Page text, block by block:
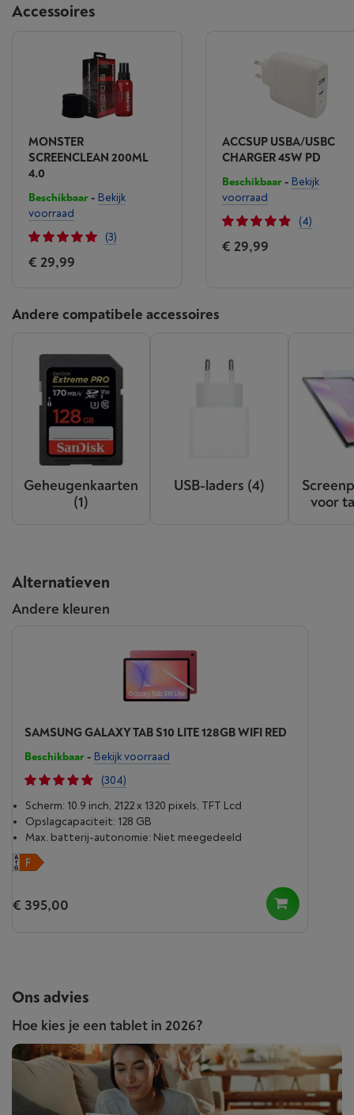
Accessoires
MONSTER
SCREENCLEAN 200ML
4.0
Beschikbaar- Bekijk
voorraad
(3)
€ 29,99
ACCSUP USBA/USBC
CHARGER 45W PD
Beschikbaar- Bekijk
voorraad
(4)
€ 29,99
Andere compatibele accessoires
Geheugenkaarten
(1)
USB-laders (4)
voor
Alternatieven
Andere kleuren
SAMSUNG GALAXY TAB S10 LITE 128GB WIFI RED
Beschikbaar- Bekijk voorraad
(304)
Scherm: 10.9 inch, 2122 x 1320 pixels, TFT Lcd
Opslagcapaciteit: 128 GB
Max. batterij-autonomie: Niet meegedeeld
€ 395,00
Ons advies
Hoe kies je een tablet in 2026?